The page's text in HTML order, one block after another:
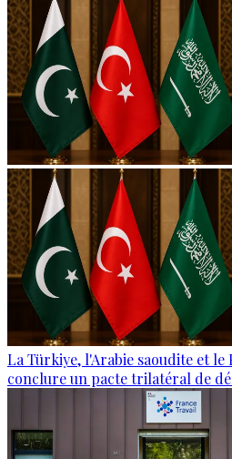
La Türkiye, l'Arabie saoudite et le
conclure un pacte trilatéral de